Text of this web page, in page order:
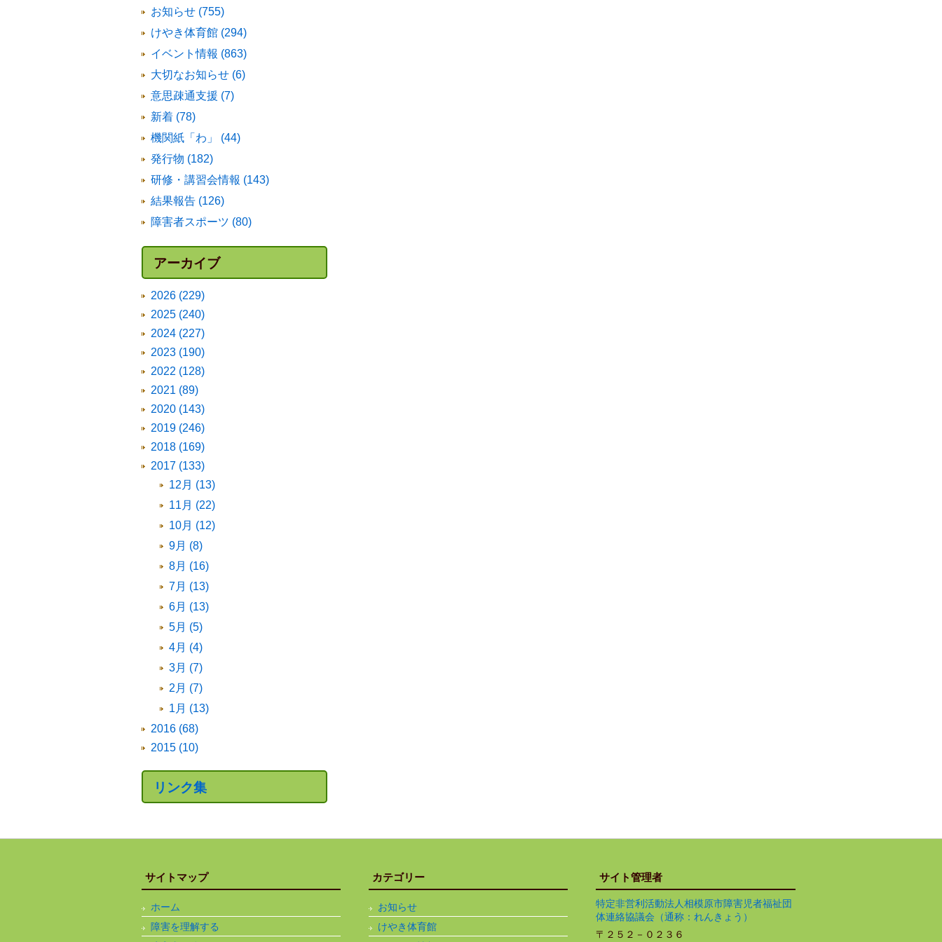
お知らせ (755)
けやき体育館 (294)
イベント情報 (863)
大切なお知らせ (6)
意思疎通支援 (7)
新着 (78)
機関紙「わ」 (44)
発行物 (182)
研修・講習会情報 (143)
結果報告 (126)
障害者スポーツ (80)
アーカイブ
2026 (229)
2025 (240)
2024 (227)
2023 (190)
2022 (128)
2021 (89)
2020 (143)
2019 (246)
2018 (169)
2017 (133)
12月 (13)
11月 (22)
10月 (12)
9月 (8)
8月 (16)
7月 (13)
6月 (13)
5月 (5)
4月 (4)
3月 (7)
2月 (7)
1月 (13)
2016 (68)
2015 (10)
リンク集
サイトマップ
ホーム
障害を理解する
カテゴリー
お知らせ
けやき体育館
サイト管理者
特定非営利活動法人相模原市障害児者福祉団
体連絡協議会（通称：れんきょう）
〒２５２－０２３６